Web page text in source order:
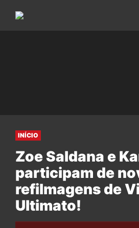
INÍCIO
Zoe Saldana e
participam de
refilmagens de
Ultimato!